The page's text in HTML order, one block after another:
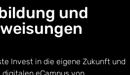
und
Invest in die eigene Zukunft und